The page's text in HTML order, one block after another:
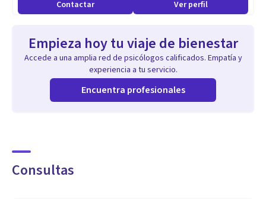
Terapia para niños y adolescentes
Contactar Ver perfil
Empieza hoy tu viaje de bienestar
Accede a una amplia red de psicólogos calificados. Empatía y
experiencia a tu servicio.
Encuentra profesionales
Consultas